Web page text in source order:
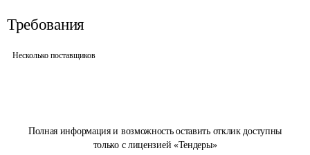
Полная информация и возможность оставить отклик доступны
только с лицензией «Тендеры»
Требования
Несколько поставщиков